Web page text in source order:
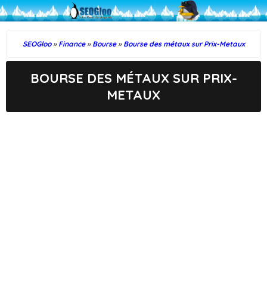
SEOGloo » Finance » Bourse » Bourse des métaux sur Prix-Metaux
BOURSE DES MÉTAUX SUR PRIX-
METAUX